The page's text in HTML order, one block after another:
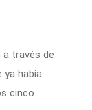
a través de
ya había
cinco